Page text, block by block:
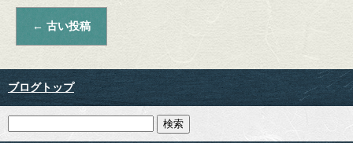
← 古い投稿
ブログトップ